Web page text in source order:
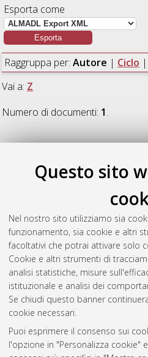
Questo sito
Nel nostro sito utilizziamo sia
funzionamento, sia cookie e altri
facoltativi che potrai attivare solo
Cookie e altri strumenti di
analisi statistiche, misure
istituzionale e analisi dei
Se chiudi questo banner
cookie necessari.
Puoi esprimere il consenso sui
l'opzione in "Personalizza cookie"
Esporta come
Raggruppa per: Autore | Ciclo |
Vai a: Z
Numero di documenti: 1.
Z
Zanfini, Massimo(2013) Aspetti
Trento: il caso della basilica di S.
thesis], Alma Mater Studiorum
Dottorato di ricerca in
10.6092/unibo/amsdottorato/
Questa lista e' stata
Atom
Rss 1.0